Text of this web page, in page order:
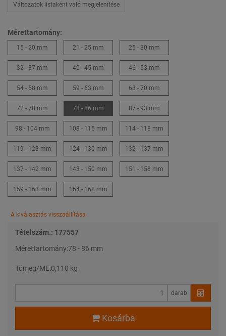
Változatok listaként való megjelenítése
Mérettartomány:
15 - 20 mm 21 - 25 mm 25 - 30 mm
32 - 37 mm 40 - 45 mm 46 - 53 mm
54 - 58 mm 59 - 63 mm 63 - 70 mm
72 - 78 mm 78 - 86 mm 87 - 93 mm
98 - 104 mm 108 - 115 mm 114 - 118 mm
119 - 123 mm 124 - 130 mm 132 - 137 mm
137 - 142 mm 143 - 150 mm 151 - 158 mm
159 - 163 mm 164 - 168 mm
A kiválasztás visszaállítása
Tételszám.: 177557
Mérettartomány:78 - 86 mm
Tömeg/ME:0,110 kg
darab
Kosárba